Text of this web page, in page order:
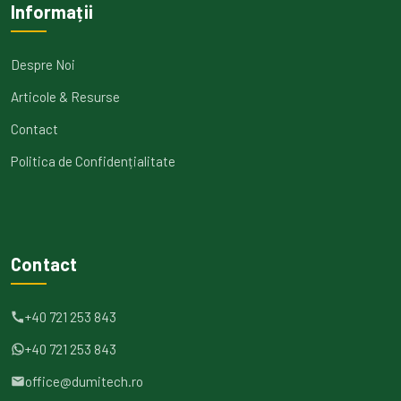
Informații
Despre Noi
Articole & Resurse
Contact
Politica de Confidențialitate
Contact
+40 721 253 843
+40 721 253 843
office@dumitech.ro